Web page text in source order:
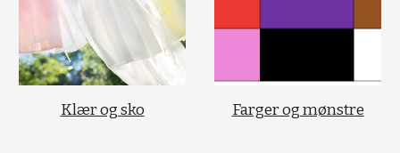
Klær og sko Farger og mønstre